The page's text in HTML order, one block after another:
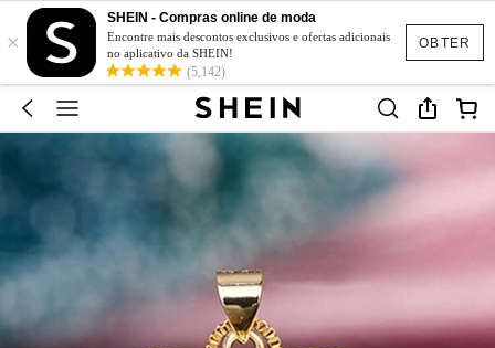
OBTER
×
SHEIN - Compras online de moda
Encontre mais descontos exclusivos e ofertas adicionais
no aplicativo da SHEIN!
(5,142)